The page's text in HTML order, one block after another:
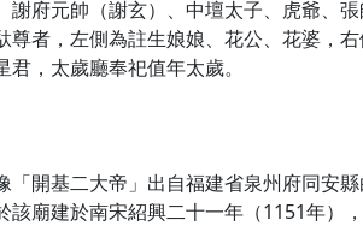
府元帥（謝玄）、中壇太子、虎爺、張
者，左側為註生娘娘、花公、花婆，右
，太歲廳奉祀值年太歲。
開基二大帝」出自福建省泉州府同安
廟建於南宋紹興二十一年（1151年